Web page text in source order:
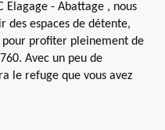
Elagage - Abattage , nous
des espaces de détente,
pour profiter pleinement de
Avec un peu de
le refuge que vous avez